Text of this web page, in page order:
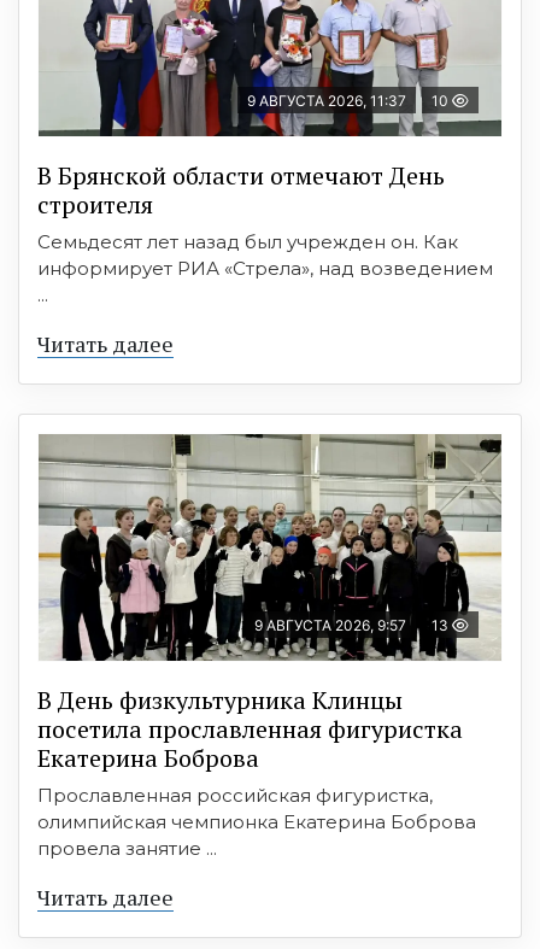
9 АВГУСТА 2026, 11:37 10
В Брянской области отмечают День
строителя
Семьдесят лет назад был учрежден он. Как
информирует РИА «Стрела», над возведением
...
Читать далее
9 АВГУСТА 2026, 9:57 13
В День физкультурника Клинцы
посетила прославленная фигуристка
Екатерина Боброва
Прославленная российская фигуристка,
олимпийская чемпионка Екатерина Боброва
провела занятие ...
Читать далее